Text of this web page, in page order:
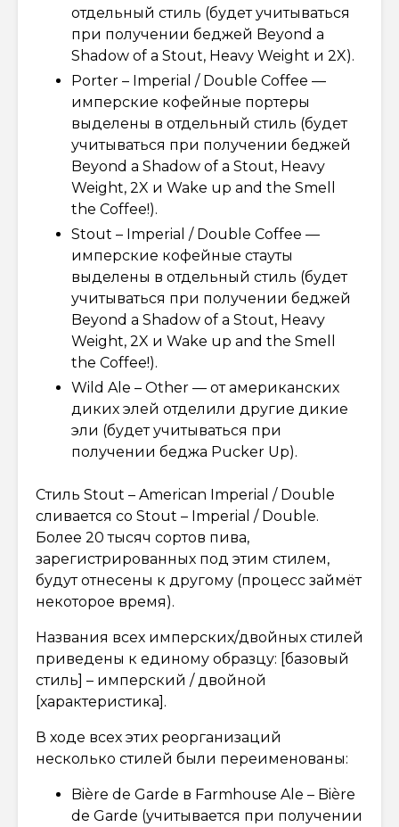
отдельный стиль (будет учитываться
при получении беджей Beyond a
Shadow of a Stout, Heavy Weight и 2X).
Porter – Imperial / Double Coffee —
имперские кофейные портеры
выделены в отдельный стиль (будет
учитываться при получении беджей
Beyond a Shadow of a Stout, Heavy
Weight, 2X и Wake up and the Smell
the Coffee!).
Stout – Imperial / Double Coffee —
имперские кофейные стауты
выделены в отдельный стиль (будет
учитываться при получении беджей
Beyond a Shadow of a Stout, Heavy
Weight, 2X и Wake up and the Smell
the Coffee!).
Wild Ale – Other — от американских
диких элей отделили другие дикие
эли (будет учитываться при
получении беджа Pucker Up).
Стиль Stout – American Imperial / Double
сливается со Stout – Imperial / Double.
Более 20 тысяч сортов пива,
зарегистрированных под этим стилем,
будут отнесены к другому (процесс займёт
некоторое время).
Названия всех имперских/двойных стилей
приведены к единому образцу: [базовый
стиль] – имперский / двойной
[характеристика].
В ходе всех этих реорганизаций
несколько стилей были переименованы:
Bière de Garde в Farmhouse Ale – Bière
de Garde (учитывается при получении